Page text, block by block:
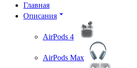
Главная
Описания
AirPods 4
AirPods Max